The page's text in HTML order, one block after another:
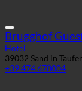
Brugghof
Hotel
39032 Sand in
+39 474 678004